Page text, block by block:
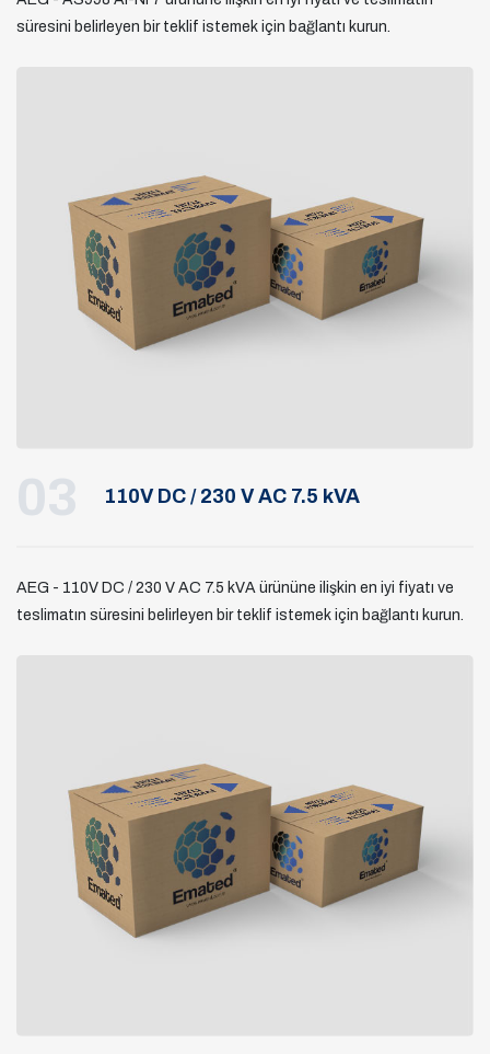
süresini belirleyen bir teklif istemek için bağlantı kurun.
03 110V DC / 230 V AC 7.5 kVA
AEG - 110V DC / 230 V AC 7.5 kVA ürününe ilişkin en iyi fiyatı ve
teslimatın süresini belirleyen bir teklif istemek için bağlantı kurun.